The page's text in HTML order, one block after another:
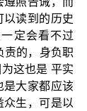
以读到的历史
定会看不过
责的，身负职
这也是 平实
是大家都应该
生，可是以